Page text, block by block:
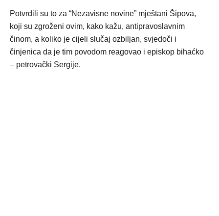
Potvrdili su to za “Nezavisne novine” mještani Šipova,
koji su zgroženi ovim, kako kažu, antipravoslavnim
činom, a koliko je cijeli slučaj ozbiljan, svjedoči i
činjenica da je tim povodom reagovao i episkop bihaćko
– petrovački Sergije.